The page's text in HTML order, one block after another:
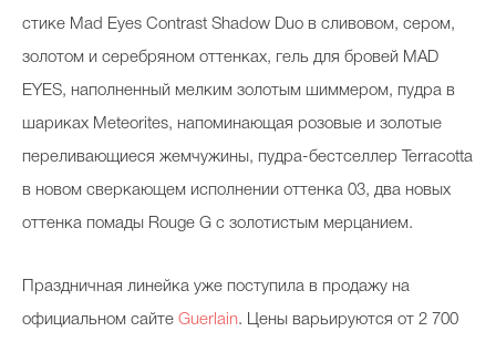
стике Mad Eyes Contrast Shadow Duo в сливовом, сером,
золотом и серебряном оттенках, гель для бровей MAD
EYES, наполненный мелким золотым шиммером, пудра в
шариках Meteorites, напоминающая розовые и золотые
переливающиеся жемчужины, пудра-бестселлер Terracotta
в новом сверкающем исполнении оттенка 03, два новых
оттенка помады Rouge G с золотистым мерцанием.
Праздничная линейка уже поступила в продажу на
официальном сайте Guerlain. Цены варьируются от 2 700